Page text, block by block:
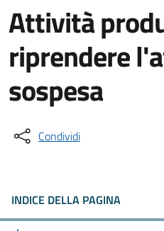
Attività
riprendere
sospesa
Condividi
INDICE DELLA PAGINA